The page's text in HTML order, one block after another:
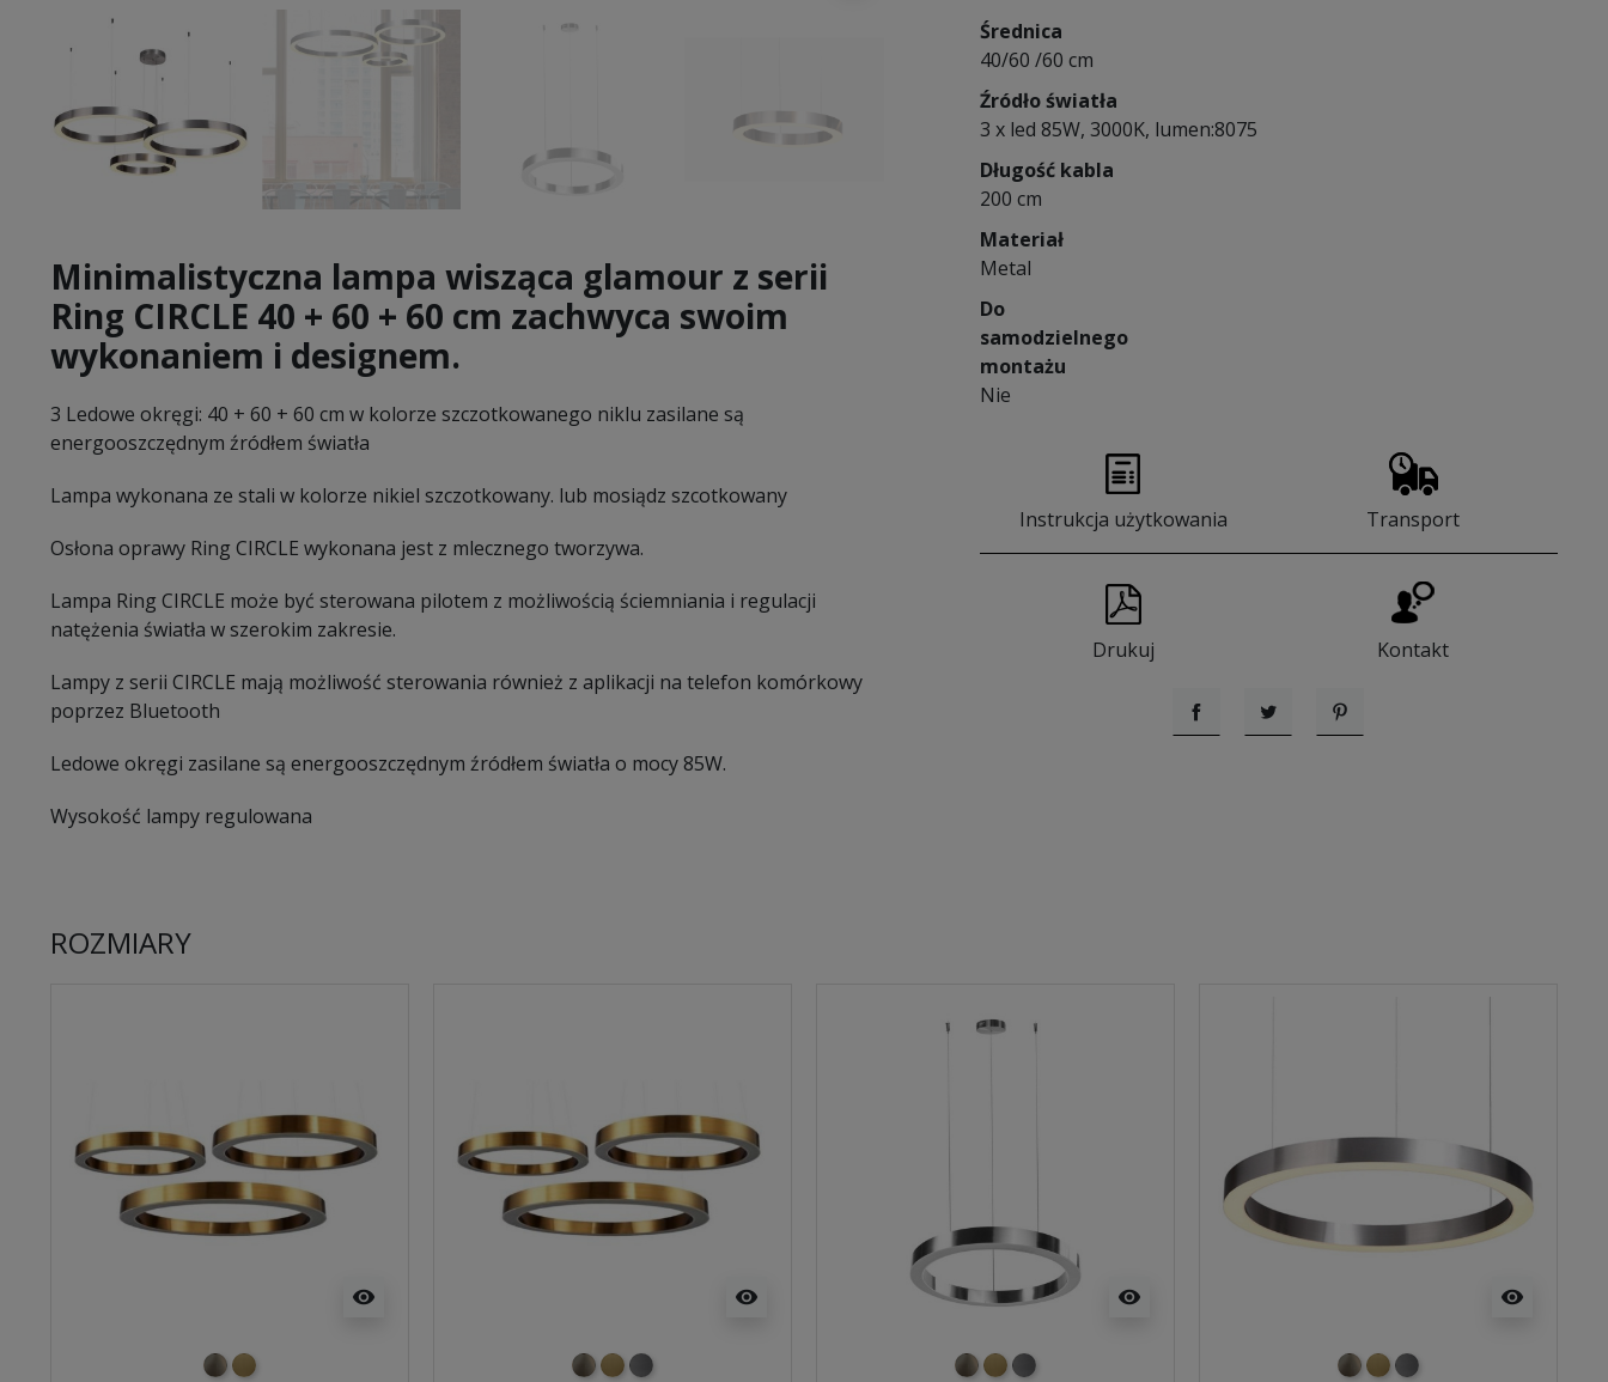
Minimalistyczna lampa wisząca glamour z serii
Ring CIRCLE 40 + 60 + 60 cm zachwyca swoim
wykonaniem i designem.
3 Ledowe okręgi: 40 + 60 + 60 cm w kolorze szczotkowanego niklu zasilane są
energooszczędnym źródłem światła
Lampa wykonana ze stali w kolorze nikiel szczotkowany. lub mosiądz szcotkowany
Osłona oprawy Ring CIRCLE wykonana jest z mlecznego tworzywa.
Lampa Ring CIRCLE może być sterowana pilotem z możliwością ściemniania i regulacji
natężenia światła w szerokim zakresie.
Lampy z serii CIRCLE mają możliwość sterowania również z aplikacji na telefon komórkowy
poprzez Bluetooth
Ledowe okręgi zasilane są energooszczędnym źródłem światła o mocy 85W.
Wysokość lampy regulowana
Średnica
40/60 /60 cm
Źródło światła
3 x led 85W, 3000K, lumen:8075
Długość kabla
200 cm
Materiał
Metal
Do
samodzielnego
montażu
Nie
Instrukcja użytkowania Transport
Drukuj Kontakt
UdostępnijTweetujPinterest
ROZMIARY
visibility
nikiel szczotkowany
mosiądz szczotkowany
visibility
nikiel szczotkowany
mosiądz szczotkowany
tytan szczotkowany
visibility
nikiel szczotkowany
mosiądz szczotkowany
tytan szczotkowany
visibility
nikiel szczotkowany
mosiądz szczotkowany
tytan szczotkowany